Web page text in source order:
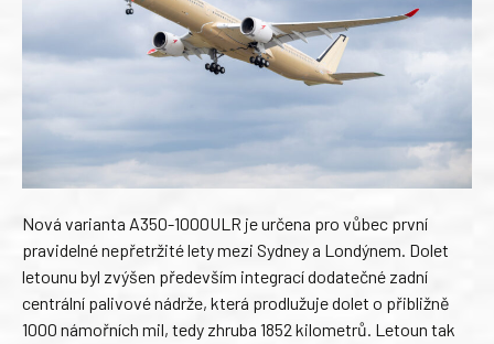
Nová varianta A350-1000ULR je určena pro vůbec první
pravidelné nepřetržité lety mezi Sydney a Londýnem. Dolet
letounu byl zvýšen především integrací dodatečné zadní
centrální palivové nádrže, která prodlužuje dolet o přibližně
1000 námořních mil, tedy zhruba 1852 kilometrů. Letoun tak